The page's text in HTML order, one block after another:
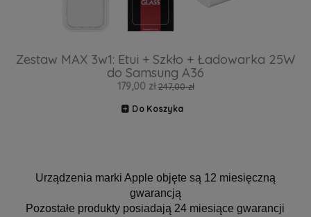
Zestaw MAX 3w1: Etui + Szkło + Ładowarka 25W
do Samsung A36
179,00 zł 247,00 zł
Do Koszyka
Urządzenia marki Apple objęte są 12 miesięczną
gwarancją
Pozostałe produkty posiadają 24 miesiące gwarancji